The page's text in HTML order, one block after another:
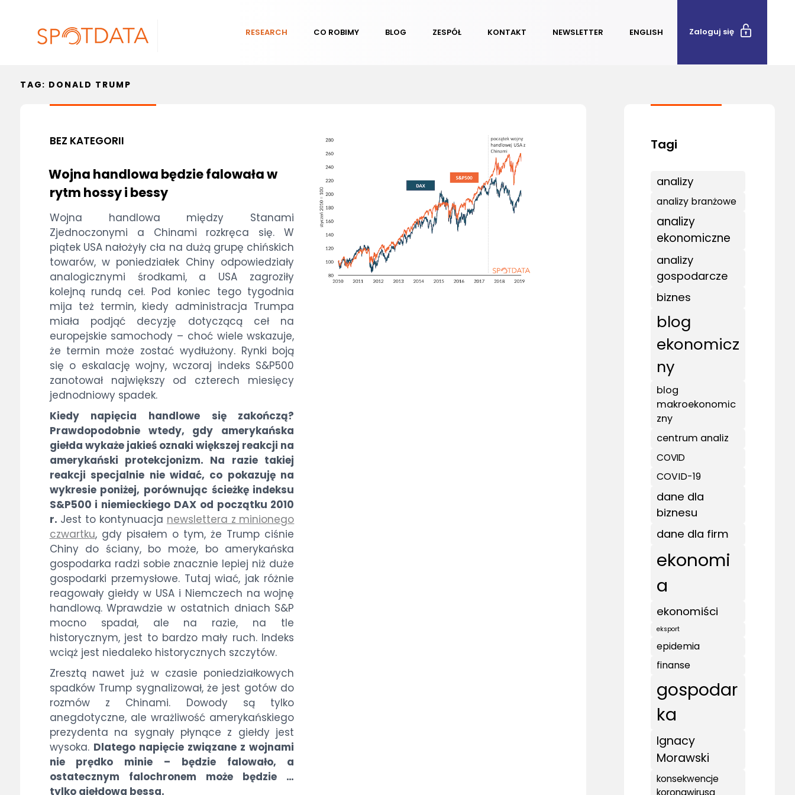
RESEARCH CO ROBIMY BLOG ZESPÓŁ KONTAKT NEWSLETTER ENGLISH Zaloguj się
TAG: DONALD TRUMP
BEZ KATEGORII
Wojna handlowa będzie falowała w
rytm hossy i bessy
Wojna handlowa między Stanami
Zjednoczonymi a Chinami rozkręca się. W
piątek USA nałożyły cła na dużą grupę chińskich
towarów, w poniedziałek Chiny odpowiedziały
analogicznymi środkami, a USA zagroziły
kolejną rundą ceł. Pod koniec tego tygodnia
mija też termin, kiedy administracja Trumpa
miała podjąć decyzję dotyczącą ceł na
europejskie samochody – choć wiele wskazuje,
że termin może zostać wydłużony. Rynki boją
się o eskalację wojny, wczoraj indeks S&P500
zanotował największy od czterech miesięcy
jednodniowy spadek.
Kiedy napięcia handlowe się zakończą?
Prawdopodobnie wtedy, gdy amerykańska
giełda wykaże jakieś oznaki większej reakcji na
amerykański protekcjonizm. Na razie takiej
reakcji specjalnie nie widać, co pokazuję na
wykresie poniżej, porównując ścieżkę indeksu
S&P500 i niemieckiego DAX od początku 2010
r. Jest to kontynuacja newslettera z minionego
czwartku, gdy pisałem o tym, że Trump ciśnie
Chiny do ściany, bo może, bo amerykańska
gospodarka radzi sobie znacznie lepiej niż duże
gospodarki przemysłowe. Tutaj wiać, jak różnie
reagowały giełdy w USA i Niemczech na wojnę
handlową. Wprawdzie w ostatnich dniach S&P
mocno spadał, ale na razie, na tle
historycznym, jest to bardzo mały ruch. Indeks
wciąż jest niedaleko historycznych szczytów.
Zresztą nawet już w czasie poniedziałkowych
spadków Trump sygnalizował, że jest gotów do
rozmów z Chinami. Dowody są tylko
anegdotyczne, ale wrażliwość amerykańskiego
prezydenta na sygnały płynące z giełdy jest
wysoka. Dlatego napięcie związane z wojnami
nie prędko minie – będzie falowało, a
ostatecznym falochronem może będzie …
tylko giełdowa bessa.
analizy
analizy branżowe
analizy
ekonomiczne
analizy
gospodarcze
biznes
blog
ekonomicz
ny
blog
makroekonomic
zny
centrum analiz
COVID
COVID-19
dane dla
biznesu
dane dla firm
ekonomi
a
ekonomiści
eksport
epidemia
finanse
gospodar
ka
Ignacy
Morawski
konsekwencje
koronawirusa